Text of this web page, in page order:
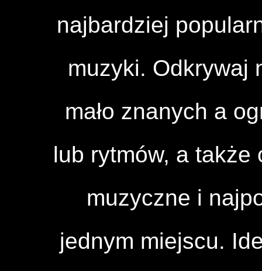
najbardziej
muzyki. Odkrywaj
mało znanych a
lub rytmów, a także
muzyczne i
jednym miejscu.